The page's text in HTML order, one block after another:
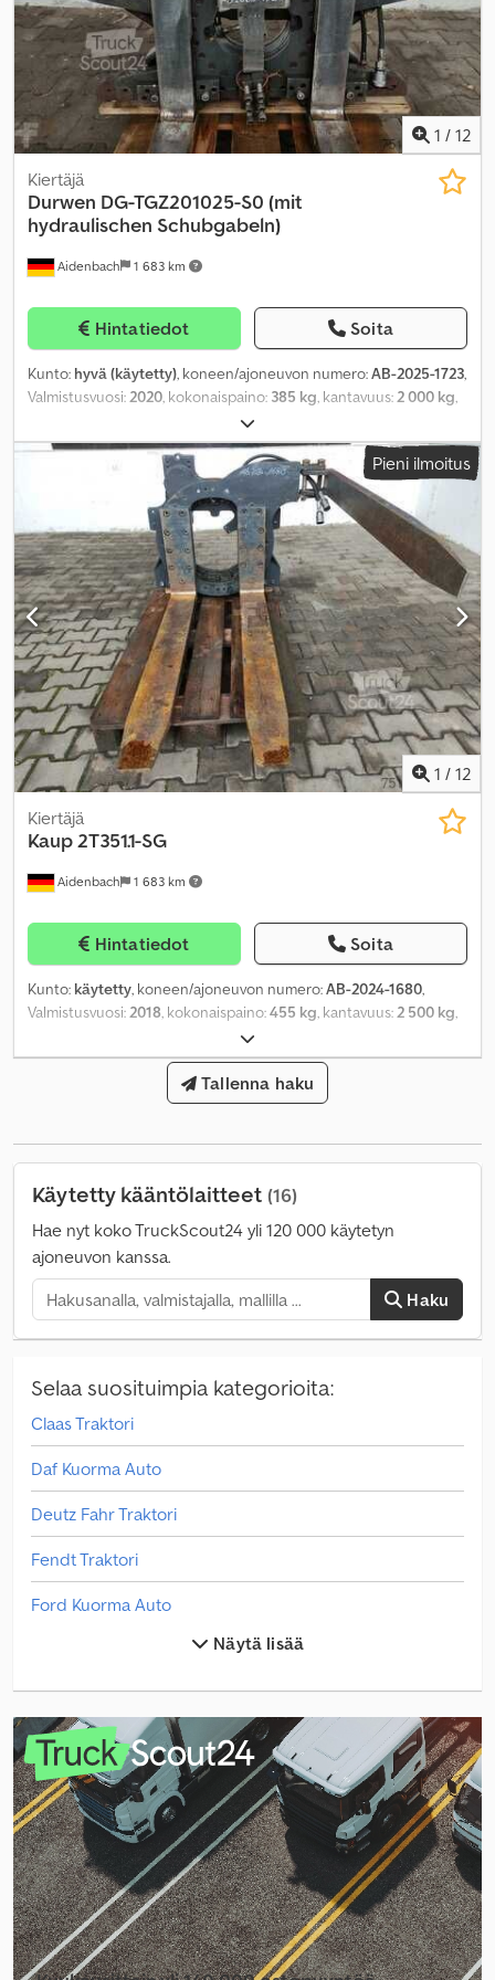
1 / 12
Aidenbach 1 683 km
Kiertäjä
Durwen DG-TGZ201025-S0 (mit
hydraulischen Schubgabeln)
Hintatiedot Soita
Kunto: hyvä (käytetty), koneen/ajoneuvon numero:AB-2025-1723,
Valmistusvuosi:2020, kokonaispaino: 385 kg, kantavuus:2 000 kg,
, haarukan leveys:
paksuus:45 mm, kuormapiste:500 mm, tuotteen leveys (max):
, työskentelyalue: 860 mm, Pieni ilmoitus
1 / 12
Aidenbach 1 683 km
Kiertäjä
Kaup2T351.1-SG
Hintatiedot Soita
Kunto: käytetty, koneen/ajoneuvon numero:AB-2024-1680,
Valmistusvuosi:2018, kokonaispaino:455 kg, kantavuus:2 500 kg,
, haarukan leveys:
paksuus:50 mm, kuormapiste:500 mm, tuotteen leveys (max):
Tallenna haku
Käytetty kääntölaitteet (16)
Hae nyt koko TruckScout24 yli 120 000 käytetyn
ajoneuvon kanssa.
Haku
Selaa suosituimpia kategorioita:
Claas Traktori
Daf Kuorma Auto
Deutz Fahr Traktori
Fendt Traktori
Ford Kuorma Auto
Jcb Traktori
Kubota Traktori
Linde L 10
Linde L 12
Linde L 16
Linde V
Man Hinausauto
Näytä lisää